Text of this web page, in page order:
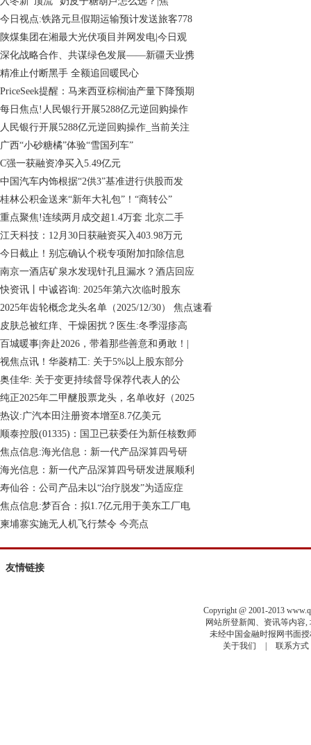
今日视点:铁路元旦假期运输预计发送旅客778
陕煤集团在湘最大光伏项目并网发电|今日观
深化战略合作、共谋绿色发展——新疆天业携
精准止付断黑手 全额追回暖民心
PriceSeek提醒：马来西亚棕榈油产量下降预期
每日焦点!人民银行开展5288亿元逆回购操作
人民银行开展5288亿元逆回购操作_当前关注
广西“小砂糖橘”体验“雪国列车”
C强一获融资净买入5.49亿元
中国汽车内饰根据“2供3”基准进行供股而发
桂林公积金送来“新年大礼包”！“商转公”
重点聚焦!连续两月成交超1.4万套 北京二手
江天科技：12月30日获融资买入403.98万元
今日截止！别忘确认个税专项附加扣除信息
南京一酒店矿泉水发现针孔且漏水？酒店回应
快资讯丨中诚咨询: 2025年第六次临时股东
2025年齿轮概念龙头名单（2025/12/30） 焦点速看
皮肤总被红痒、干燥困扰？医生:冬季湿疹高
百城暖事|奔赴2026，带着那些善意和勇敢！|
视焦点讯！华菱精工: 关于5%以上股东部分
奥佳华: 关于变更持续督导保荐代表人的公
纯正2025年二甲醚股票龙头，名单收好（2025
热议:广汽本田注册资本增至8.7亿美元
顺泰控股(01335)：国卫已获委任为新任核数师
焦点信息:海光信息：新一代产品深算四号研
海光信息：新一代产品深算四号研发进展顺利
寿仙谷：公司产品未以“治疗脱发”为适应症
焦点信息:梦百合：拟1.7亿元用于美东工厂电
柬埔寨实施无人机飞行禁令 今亮点
友情链接
Copyright @ 2001-2013
网站所登新闻、资讯等内容,
未经中国金融时报网书面授
关于我们
联系方式